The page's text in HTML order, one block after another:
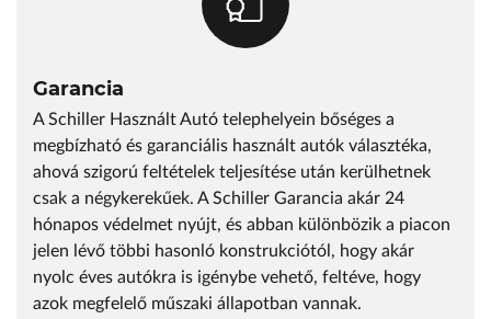
Garancia
A Schiller Használt Autó telephelyein bőséges a
megbízható és garanciális használt autók választéka,
ahová szigorú feltételek teljesítése után kerülhetnek
csak a négykerekűek. A Schiller Garancia akár 24
hónapos védelmet nyújt, és abban különbözik a piacon
jelen lévő többi hasonló konstrukciótól, hogy akár
nyolc éves autókra is igénybe vehető, feltéve, hogy
azok megfelelő műszaki állapotban vannak.